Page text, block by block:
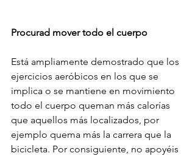
Procurad mover todo el cuerpo
Está ampliamente demostrado que los
ejercicios aeróbicos en los que se
implica o se mantiene en movimiento
todo el cuerpo queman más calorías
que aquellos más localizados, por
ejemplo quema más la carrera que la
bicicleta. Por consiguiente, no apoyéis